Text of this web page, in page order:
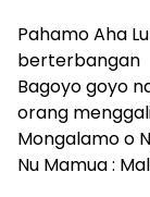
Pahamo Aha
berterbangan
Bagoyo goyo
orang
Mongalamo o
Nu Mamua :